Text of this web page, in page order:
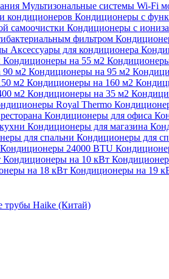
Мультизональные системы Wi-Fi
кондиционеров Кондиционеры с
самоочистки Кондиционеры с
фильтром
Аксессуары для кондиционера
Кондиционеры на 55 м2
90 м2 Кондиционеры на 95 м2
м2 Кондиционеры на 160 м2
м2 Кондиционеры на 35 м2
Royal Thermo
Кондиционеры для офиса
Кондиционеры для магазина
для спальни Кондиционеры для
Кондиционеры 24000 BTU
Кондиционеры на 10 кВт
на 18 кВт Кондиционеры на 19
трубы Haike (Китай)